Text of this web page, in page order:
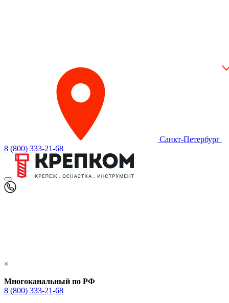
Санкт-Петербург
8 (800) 333-21-68
×
Многоканальный по РФ
8 (800) 333‑21-68